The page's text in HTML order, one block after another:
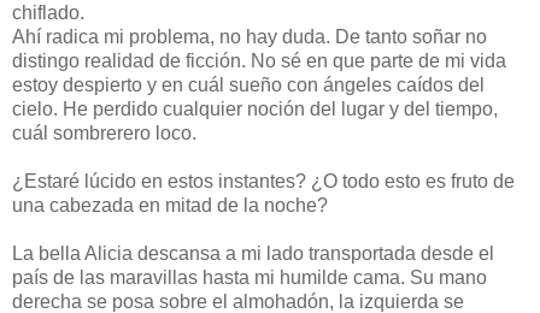
chiflado.
Ahí radica mi problema, no hay duda. De tanto soñar no
distingo realidad de ficción. No sé en que parte de mi vida
estoy despierto y en cuál sueño con ángeles caídos del
cielo. He perdido cualquier noción del lugar y del tiempo,
cuál sombrerero loco.
¿Estaré lúcido en estos instantes? ¿O todo esto es fruto de
una cabezada en mitad de la noche?
La bella Alicia descansa a mi lado transportada desde el
país de las maravillas hasta mi humilde cama. Su mano
derecha se posa sobre el almohadón, la izquierda se